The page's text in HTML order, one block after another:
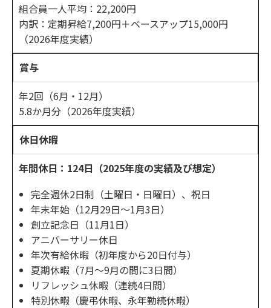
組合員一人平均：22,200円
内訳：定期昇給7,200円＋ベースアップ15,000円
（2026年度実績）
賞与
年2回（6月・12月）
5.8か月分（2026年度実績）
休日休暇
年間休日：124日（2025年度の実績及び想定）
完全週休2日制（土曜日・日曜日）、祝日
年末年始（12月29日～1月3日）
創立記念日（11月1日）
アニバーサリー休日
年次有給休暇（初年度から20日付与）
夏期休暇（7月～9月の間に3日間）
リフレッシュ休暇（連続4日間）
特別休暇（慶弔休暇、永年勤続休暇）